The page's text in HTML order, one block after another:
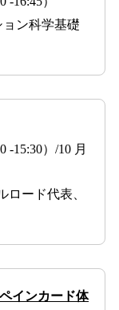
ン科学基礎
-15:30）/10 月
ロード代表、
インカード体